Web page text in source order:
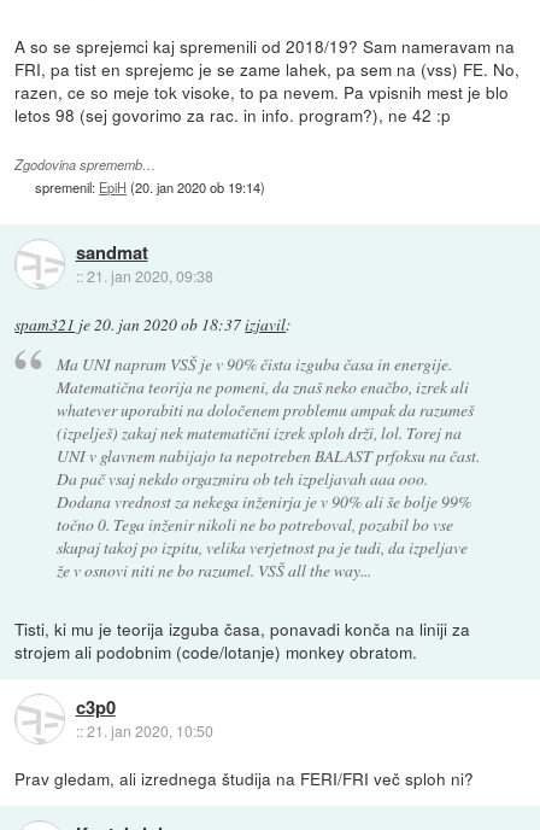
A so se sprejemci kaj spremenili od 2018/19? Sam nameravam na
FRI, pa tist en sprejemc je se zame lahek, pa sem na (vss) FE. No,
razen, ce so meje tok visoke, to pa nevem. Pa vpisnih mest je blo
letos 98 (sej govorimo za rac. in info. program?), ne 42 :p
Zgodovina sprememb…
spremenil: EpiH (20. jan 2020 ob 19:14)
sandmat
::21. jan 2020, 09:38
spam321 je20. jan 2020 ob 18:37izjavil:
Ma UNI napram VSŠ je v 90% čista izguba časa in energije.
Matematična teorija ne pomeni, da znaš neko enačbo, izrek ali
whatever uporabiti na določenem problemu ampak da razumeš
(izpelješ) zakaj nek matematični izrek sploh drži, lol. Torej na
UNI v glavnem nabijajo ta nepotreben BALAST prfoksu na čast.
Da pač vsaj nekdo orgazmira ob teh izpeljavah aaa ooo.
Dodana vrednost za nekega inženirja je v 90% ali še bolje 99%
točno 0. Tega inženir nikoli ne bo potreboval, pozabil bo vse
skupaj takoj po izpitu, velika verjetnost pa je tudi, da izpeljave
že v osnovi niti ne bo razumel. VSŠ all the way...
Tisti, ki mu je teorija izguba časa, ponavadi konča na liniji za
strojem ali podobnim (code/lotanje) monkey obratom.
c3p0
::21. jan 2020, 10:50
Prav gledam, ali izrednega študija na FERI/FRI več sploh ni?